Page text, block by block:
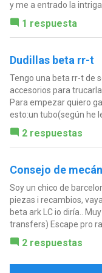
y me a entrado la
1 respuesta
Dudillas beta rr-t
Tengo una beta rr-t de
accesorios para
Para empezar quiero
esto:un tubo(según he
2 respuestas
Consejo de
Soy un chico de
piezas i recambios,
beta ark LC io diría..
transfers) Escape pro
2 respuestas